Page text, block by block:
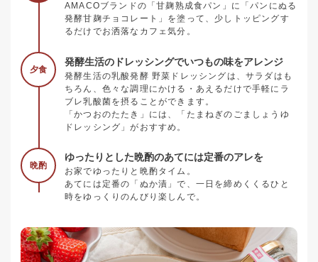
AMACOブランドの「甘麹熟成食パン」に「パンにぬる
発酵甘麹チョコレート」を塗って、少しトッピングす
るだけでお洒落なカフェ気分。
夕食
発酵生活のドレッシングでいつもの味をアレンジ
発酵生活の乳酸発酵 野菜ドレッシングは、サラダはも
ちろん、色々な調理にかける・あえるだけで手軽にラ
ブレ乳酸菌を摂ることができます。
「かつおのたたき」には、「たまねぎのごましょうゆ
ドレッシング」がおすすめ。
晩酌
ゆったりとした晩酌のあてには定番のアレを
お家でゆったりと晩酌タイム。
あてには定番の「ぬか漬」で、一日を締めくくるひと
時をゆっくりのんびり楽しんで。